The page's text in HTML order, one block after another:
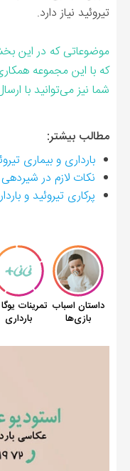
تیروئید نیاز دارد.
موضوعاتی که در این
که با این مجموعه
شما نیز می‌توانید با
مطالب بیشتر:
بارداری و بیماری
نکات لازم در
پرکاری تیروئید و